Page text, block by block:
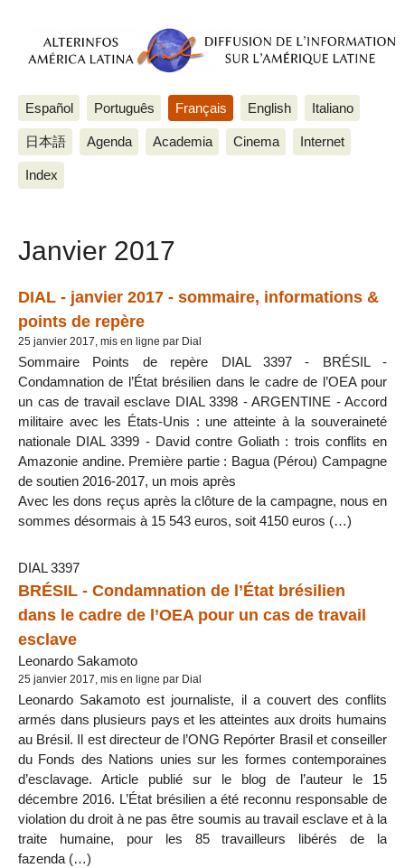
Español Português Français English Italiano
日本語 Agenda Academia Cinema Internet
Index
Janvier 2017
DIAL - janvier 2017 - sommaire, informations &
points de repère
25 janvier 2017, mis en ligne par Dial
Sommaire Points de repère DIAL 3397 - BRÉSIL -
Condamnation de l’État brésilien dans le cadre de l’OEA pour
un cas de travail esclave DIAL 3398 - ARGENTINE - Accord
militaire avec les États-Unis : une atteinte à la souveraineté
nationale DIAL 3399 - David contre Goliath : trois conflits en
Amazonie andine. Première partie : Bagua (Pérou) Campagne
de soutien 2016-2017, un mois après
Avec les dons reçus après la clôture de la campagne, nous en
sommes désormais à 15 543 euros, soit 4150 euros (…)
DIAL 3397
BRÉSIL - Condamnation de l’État brésilien
dans le cadre de l’OEA pour un cas de travail
esclave
Leonardo Sakamoto
25 janvier 2017, mis en ligne par Dial
Leonardo Sakamoto est journaliste, il a couvert des conflits
armés dans plusieurs pays et les atteintes aux droits humains
au Brésil. Il est directeur de l’ONG Repórter Brasil et conseiller
du Fonds des Nations unies sur les formes contemporaines
d’esclavage. Article publié sur le blog de l’auteur le 15
décembre 2016. L’État brésilien a été reconnu responsable de
violation du droit à ne pas être soumis au travail esclave et à la
traite humaine, pour les 85 travailleurs libérés de la
fazenda (…)